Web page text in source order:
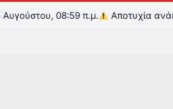
08:59 π.μ. Αποτυχία